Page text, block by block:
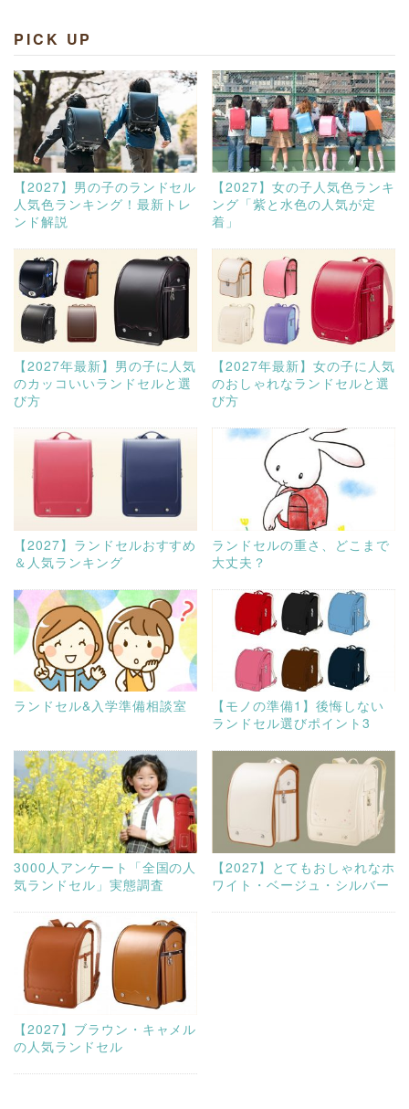
PICK UP
【2027】男の子のランドセル
人気色ランキング！最新トレ
ンド解説
【2027】女の子人気色ランキ
ング「紫と水色の人気が定
着」
【2027年最新】男の子に人気
のカッコいいランドセルと選
び方
【2027年最新】女の子に人気
のおしゃれなランドセルと選
び方
【2027】ランドセルおすすめ
＆人気ランキング
ランドセルの重さ、どこまで
大丈夫？
ランドセル&入学準備相談室
【モノの準備1】後悔しない
ランドセル選びポイント3
3000人アンケート「全国の人
気ランドセル」実態調査
【2027】とてもおしゃれなホ
ワイト・ベージュ・シルバー
【2027】ブラウン・キャメル
の人気ランドセル